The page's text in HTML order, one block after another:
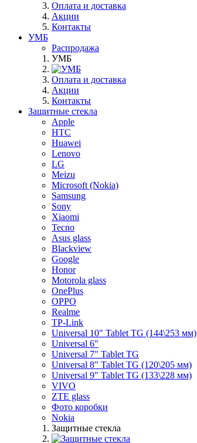
Оплата и доставка
Акции
Контакты
УМБ
Распродажа
УМБ
Оплата и доставка
Акции
Контакты
Защитные стекла
Apple
HTC
Huawei
Lenovo
LG
Meizu
Microsoft (Nokia)
Samsung
Sony
Xiaomi
Tecno
Asus glass
Blackview
Google
Honor
Motorola glass
OnePlus
OPPO
Realme
TP-Link
Universal 10" Tablet TG (144\253 мм)
Universal 6"
Universal 7" Tablet TG
Universal 8" Tablet TG (120\205 мм)
Universal 9" Tablet TG (133\228 мм)
VIVO
ZTE glass
Фото коробки
Nokia
Защитные стекла